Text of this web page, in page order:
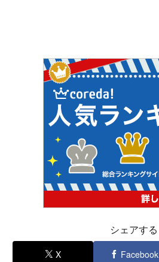
シェアする
X Facebook